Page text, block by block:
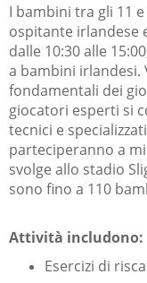
I bambini tra gli 11
ospitante irlandese
dalle 10:30 alle
a bambini irlandesi.
fondamentali dei
giocatori esperti si
tecnici e
parteciperanno a
svolge allo stadio
sono fino a 110
Attività includono:
Esercizi di